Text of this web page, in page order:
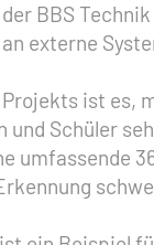
BBS
externe
Projekts ist es,
und Schüler
umfassende